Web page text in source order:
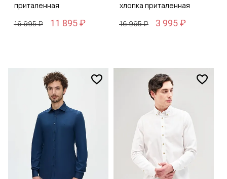
приталенная
16 995 ₽
11 895 ₽
хлопка приталенная
16 995 ₽
3 995 ₽